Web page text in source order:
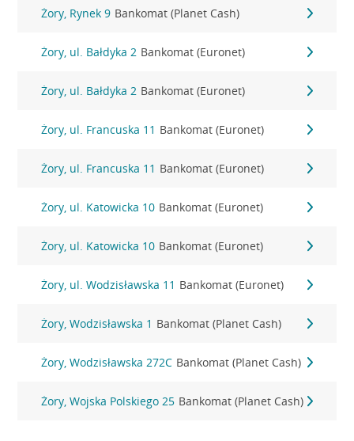
Żory, Rynek 9 Bankomat (Planet Cash)
Żory, ul. Bałdyka 2 Bankomat (Euronet)
Żory, ul. Bałdyka 2 Bankomat (Euronet)
Żory, ul. Francuska 11 Bankomat (Euronet)
Żory, ul. Francuska 11 Bankomat (Euronet)
Żory, ul. Katowicka 10 Bankomat (Euronet)
Żory, ul. Katowicka 10 Bankomat (Euronet)
Żory, ul. Wodzisławska 11 Bankomat (Euronet)
Żory, Wodzisławska 1 Bankomat (Planet Cash)
Żory, Wodzisławska 272C Bankomat (Planet Cash)
Żory, Wojska Polskiego 25 Bankomat (Planet Cash)